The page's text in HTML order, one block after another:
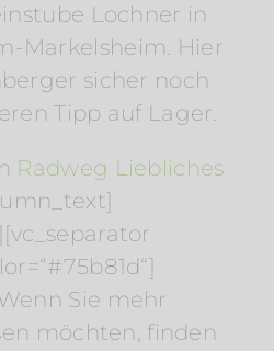
Lochner in
Markelsheim. Hier
sicher noch
Tipp auf Lager.
Radweg Liebliches
Sie mehr
möchten, finden